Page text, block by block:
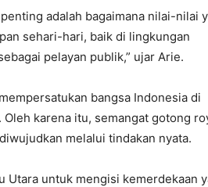
adalah bagaimana nilai-nilai
sehari-hari, baik di lingkungan
pelayan publik,” ujar Arie.
bangsa Indonesia di
karena itu, semangat gotong
melalui tindakan nyata.
Utara untuk mengisi kemerdekaan